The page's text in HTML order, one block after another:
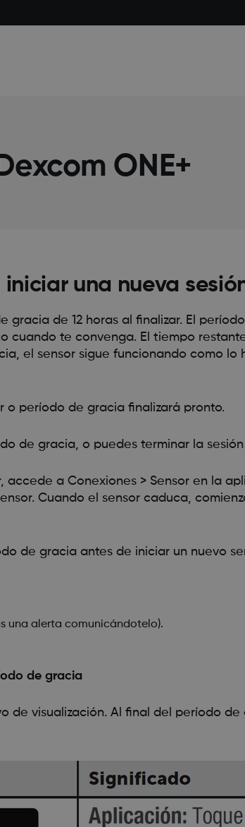
ONE+
una nueva
gracia de 12 horas al finalizar. El
cuando te convenga. El tiempo
el sensor sigue funcionando como lo
o período de gracia finalizará pronto.
de gracia, o puedes terminar la
a Conexiones > Sensor en la
Cuando el sensor caduca,
de gracia antes de iniciar un nuevo
una alerta comunicándotelo).
de gracia
de visualización. Al final del período